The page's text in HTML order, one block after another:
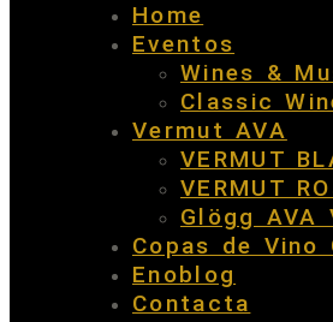
Home
Eventos
Wines &
Classic
Vermut AVA
VERMUT
VERMUT
Glögg AVA
Copas de Vino
Enoblog
Contacta